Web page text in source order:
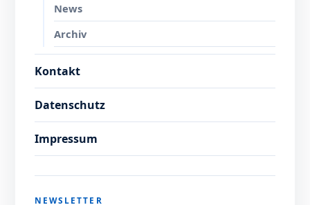
News
Archiv
Kontakt
Datenschutz
Impressum
NEWSLETTER